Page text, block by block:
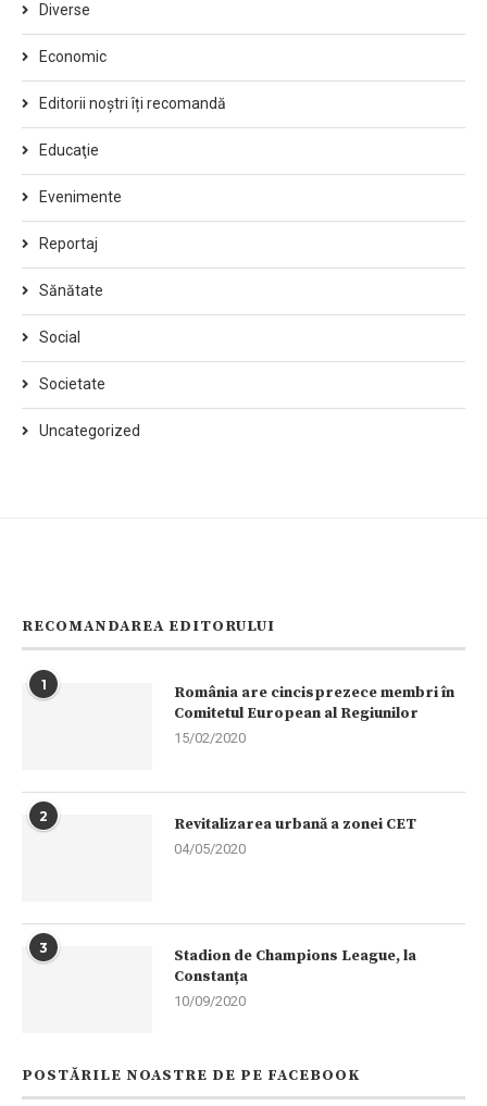
Diverse
Economic
Editorii noștri îți recomandă
Educaţie
Evenimente
Reportaj
Sănătate
Social
Societate
Uncategorized
RECOMANDAREA EDITORULUI
1
România are cincisprezece membri în
Comitetul European al Regiunilor
15/02/2020
2 Revitalizarea urbană a zonei CET
04/05/2020
3
Stadion de Champions League, la
Constanța
10/09/2020
POSTĂRILE NOASTRE DE PE FACEBOOK